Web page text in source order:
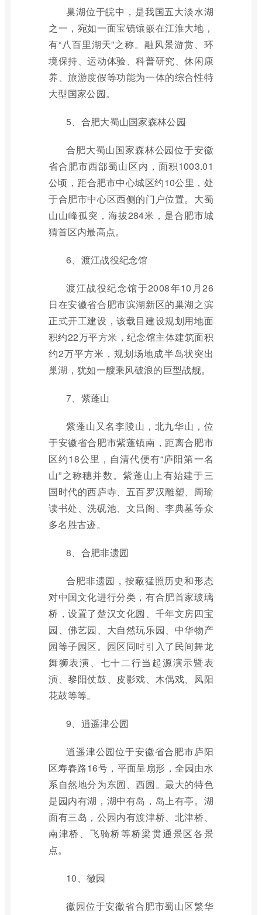
巢湖位于皖中，是我国五大淡水湖
之一，宛如一面宝镜镶嵌在江淮大地，
有“八百里湖天”之称。融风景游赏、环
境保持、运动体验、科普研究、休闲康
养、旅游度假等功能为一体的综合性特
大型国家公园。
5、合肥大蜀山国家森林公园
合肥大蜀山国家森林公园位于安徽
省合肥市西部蜀山区内，面积1003.01
公顷，距合肥市中心城区约10公里，处
于合肥市中心区西侧的门户位置。大蜀
山山峰孤突，海拔284米，是合肥市城
猜首区内最高点。
6、渡江战役纪念馆
渡江战役纪念馆于2008年10月26
日在安徽省合肥市滨湖新区的巢湖之滨
正式开工建设，该载目建设规划用地面
积约22万平方米，纪念馆主体建筑面积
约2万平方米，规划场地成半岛状突出
巢湖，犹如一艘乘风破浪的巨型战舰。
7、紫蓬山
紫蓬山又名李陵山，北九华山，位
于安徽省合肥市紫蓬镇南，距离合肥市
区约18公里，自清代便有“庐阳第一名
山”之称穗并数。紫蓬山上有始建于三
国时代的西庐寺、五百罗汉雕塑、周瑜
读书处、洗砚池、文昌阁、李典墓等众
多名胜古迹。
8、合肥非遗园
合肥非遗园，按蔽猛照历史和形态
对中国文化进行分类，有合肥首家玻璃
桥，设置了楚汉文化园、千年文房四宝
园、佛艺园、大自然玩乐园、中华物产
园等子园区。园区同时引入了民间舞龙
舞狮表演、七十二行当起源演示暨表
演、黎阳仗鼓、皮影戏、木偶戏、凤阳
花鼓等等。
9、逍遥津公园
逍遥津公园位于安徽省合肥市庐阳
区寿春路16号，平面呈扇形，全园由水
系自然地分为东园、西园。最大的特色
是园内有湖，湖中有岛，岛上有亭。湖
面有三岛，公园内有渡津桥、北津桥、
南津桥、飞骑桥等桥梁贯通景区各景
点。
10、徽园
徽园位于安徽省合肥市蜀山区繁华